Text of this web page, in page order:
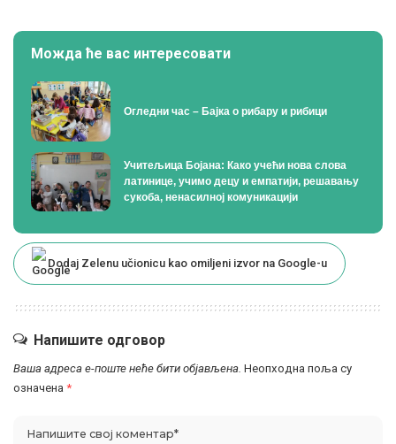
Можда ће вас интересовати
Огледни час – Бајка о рибару и рибици
Учитељица Бојана: Како учећи нова слова
латинице, учимо децу и емпатији, решавању
сукоба, ненасилној комуникацији
Dodaj Zelenu učionicu kao omiljeni izvor na Google-u
Напишите одговор
Ваша адреса е-поште неће бити објављена. Неопходна поља су
означена *